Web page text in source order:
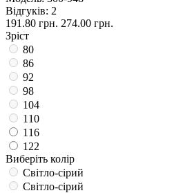
Відгуків: 2
191.80 грн. 274.00 грн.
Зріст
80
86
92
98
104
110
116
122
Виберіть колір
Світло-сірий
Світло-сірий